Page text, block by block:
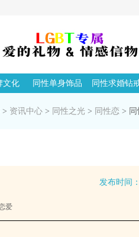
文化 同性单身饰品 同性求婚钻
> 资讯中心 > 同性之光 > 同性恋 >
发布时间
爱